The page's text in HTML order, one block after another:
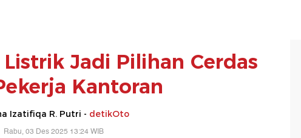
Jadi Pilihan Cerdas
Kantoran
Izatifiqa R. Putri - detikOto
Rabu, 03 Des 2025 13:24 WIB